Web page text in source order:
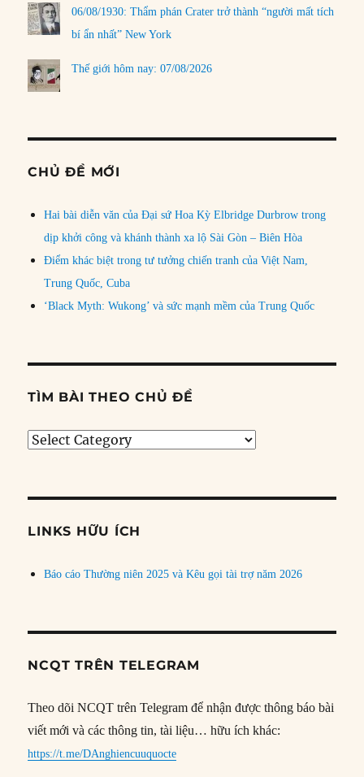
06/08/1930: Thẩm phán Crater trở thành “người mất tích
bí ẩn nhất” New York
Thế giới hôm nay: 07/08/2026
CHỦ ĐỀ MỚI
Hai bài diễn văn của Đại sứ Hoa Kỳ Elbridge Durbrow trong
dịp khởi công và khánh thành xa lộ Sài Gòn – Biên Hòa
Điểm khác biệt trong tư tưởng chiến tranh của Việt Nam,
Trung Quốc, Cuba
‘Black Myth: Wukong’ và sức mạnh mềm của Trung Quốc
TÌM BÀI THEO CHỦ ĐỀ
Tìm
đề
LINKS HỮU ÍCH
Báo cáo Thường niên 2025 và Kêu gọi tài trợ năm 2026
NCQT TRÊN TELEGRAM
Theo dõi NCQT trên Telegram để nhận được thông báo bài
viết mới và các thông tin, tài liệu… hữu ích khác:
https://t.me/DAnghiencuuquocte